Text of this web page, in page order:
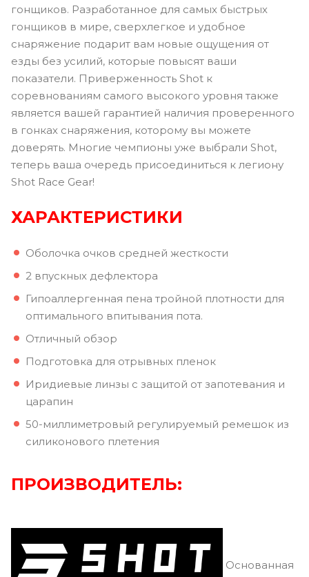
гонщиков. Разработанное для самых быстрых
гонщиков в мире, сверхлегкое и удобное
снаряжение подарит вам новые ощущения от
езды без усилий, которые повысят ваши
показатели. Приверженность Shot к
соревнованиям самого высокого уровня также
является вашей гарантией наличия проверенного
в гонках снаряжения, которому вы можете
доверять. Многие чемпионы уже выбрали Shot,
теперь ваша очередь присоединиться к легиону
Shot Race Gear!
ХАРАКТЕРИСТИКИ
Оболочка очков средней жесткости
2 впускных дефлектора
Гипоаллергенная пена тройной плотности для
оптимального впитывания пота.
Отличный обзор
Подготовка для отрывных пленок
Иридиевые линзы с защитой от запотевания и
царапин
50-миллиметровый регулируемый ремешок из
силиконового плетения
ПРОИЗВОДИТЕЛЬ:
Основанная